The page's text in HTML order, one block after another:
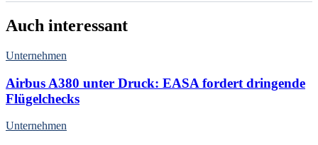
Auch interessant
Unternehmen
Airbus A380 unter Druck: EASA fordert dringende
Flügelchecks
Unternehmen